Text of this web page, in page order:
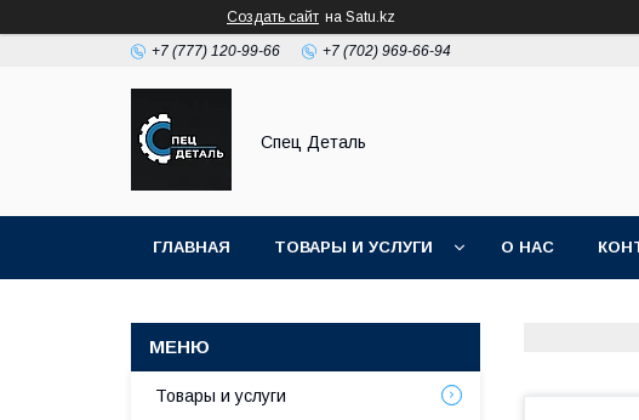
Создать сайт на Satu.kz
+7 (777) 120-99-66 +7 (702) 969-66-94
Спец Деталь
ГЛАВНАЯ ТОВАРЫ И УСЛУГИ О НАС
Товары и услуги